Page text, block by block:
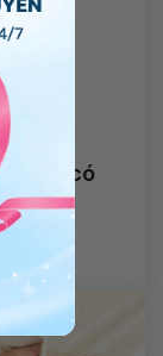
trái có